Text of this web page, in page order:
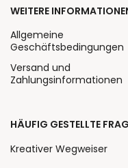
WEITERE
Allgemeine
Geschäftsbedingungen
Versand und
Zahlungsinformationen
HÄUFIG GESTELLTE
Kreativer Wegweiser